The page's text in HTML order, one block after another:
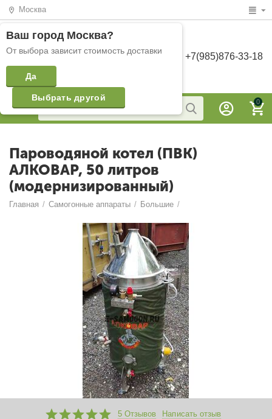
Москва
Ваш город Москва?
От выбора зависит стоимость доставки
Да
Выбрать другой
+7(985)876-33-18
0
Пароводяной котел (ПВК)
АЛКОВАР, 50 литров
(модернизированный)
Главная / Самогонные аппараты / Большие /
5 Отзывов Написать отзыв